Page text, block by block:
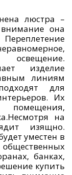
люстра –
внимание она
изделие
линиям
для
Их
на
изящно.
уместен в
банках,
купить